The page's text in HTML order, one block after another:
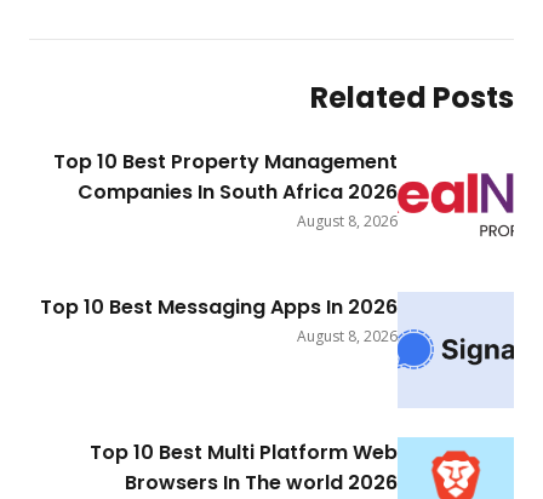
Related
Top 10 Best Property Management
Companies In South Africa 2026
August 8, 2026
Top 10 Best Messaging Apps In 2026
August 8, 2026
Top 10 Best Multi Platform Web
Browsers In The world 2026